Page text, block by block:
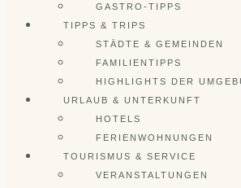
GASTRO-TIPPS
TIPPS & TRIPS
STÄDTE & GEMEINDEN
FAMILIENTIPPS
HIGHLIGHTS DER
URLAUB & UNTERKUNFT
HOTELS
FERIENWOHNUNGEN
TOURISMUS & SERVICE
VERANSTALTUNGEN